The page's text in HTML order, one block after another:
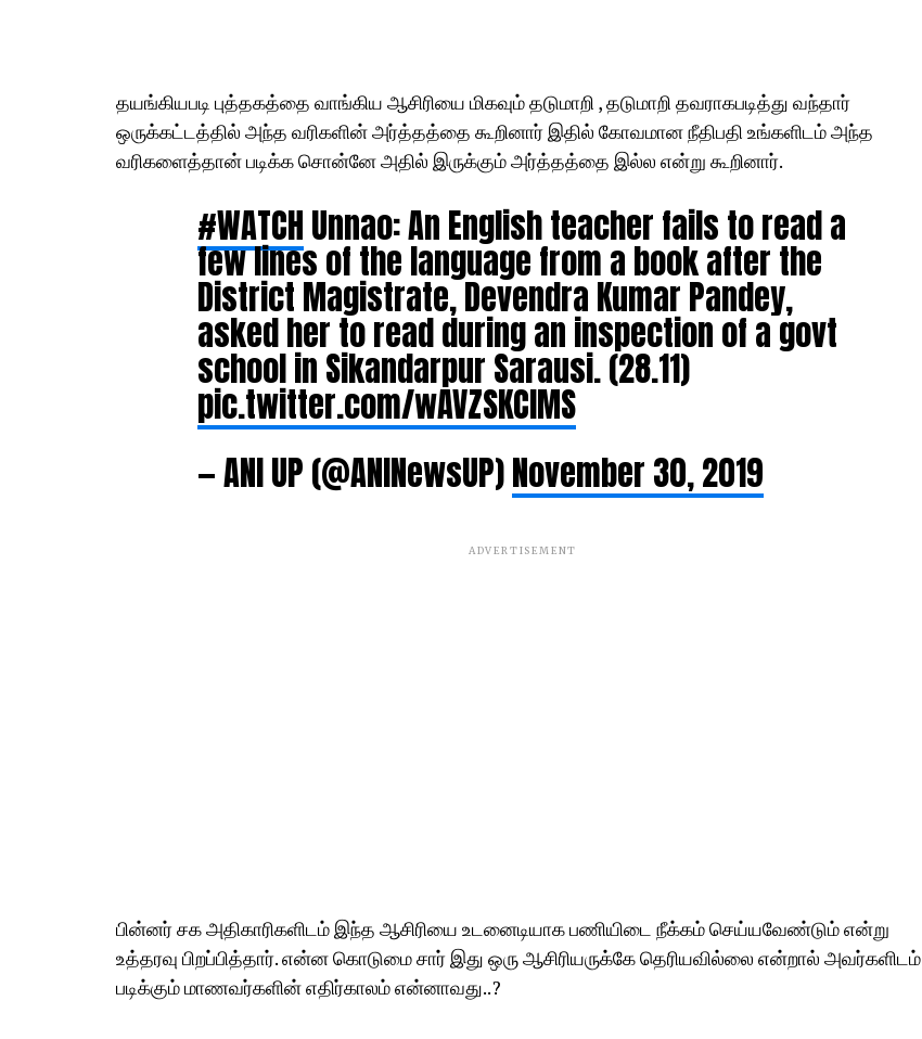
தயங்கியபடி புத்தகத்தை வாங்கிய ஆசிரியை மிகவும் தடுமாறி , தடுமாறி தவராகபடித்து வந்தார்
ஒருக்கட்டத்தில் அந்த வரிகளின் அர்த்தத்தை கூறினார் இதில் கோவமான நீதிபதி உங்களிடம் அந்த
வரிகளைத்தான் படிக்க சொன்னே அதில் இருக்கும் அர்த்தத்தை இல்ல என்று கூறினார்.
#WATCHUnnao: An English teacher fails to read a
few lines of the language from a book after the
District Magistrate, Devendra Kumar Pandey,
asked her to read during an inspection of a govt
school in Sikandarpur Sarausi. (28.11)
pic.twitter.com/wAVZSKCIMS
— ANI UP (@ANINewsUP)November 30, 2019
ADVERTISEMENT
பின்னர் சக அதிகாரிகளிடம் இந்த ஆசிரியை உடனைடியாக பணியிடை நீக்கம் செய்யவேண்டும் என்று
உத்தரவு பிறப்பித்தார். என்ன கொடுமை சார் இது ஒரு ஆசிரியருக்கே தெரியவில்லை என்றால் அவர்களிடம்
படிக்கும் மாணவர்களின் எதிர்காலம் என்னாவது..?